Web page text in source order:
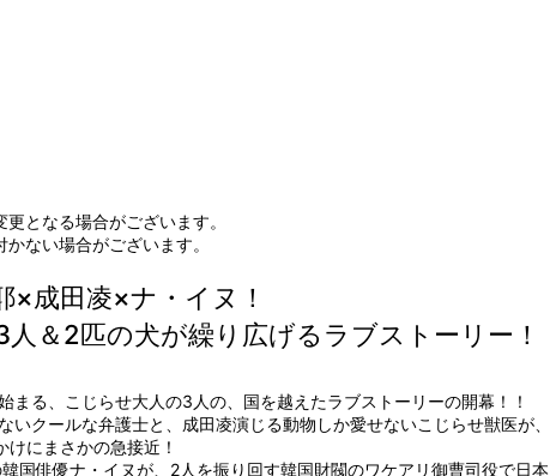
となる場合がございます。
ない場合がございます。
×成田凌×ナ・イヌ！
＆2匹の犬が繰り広げるラブストーリー！
まる、こじらせ大人の3人の、国を越えたラブストーリーの開幕！！
いクールな弁護士と、成田凌演じる動物しか愛せないこじらせ獣医が、
けにまさかの急接近！
国俳優ナ・イヌが、2人を振り回す韓国財閥のワケアリ御曹司役で日本